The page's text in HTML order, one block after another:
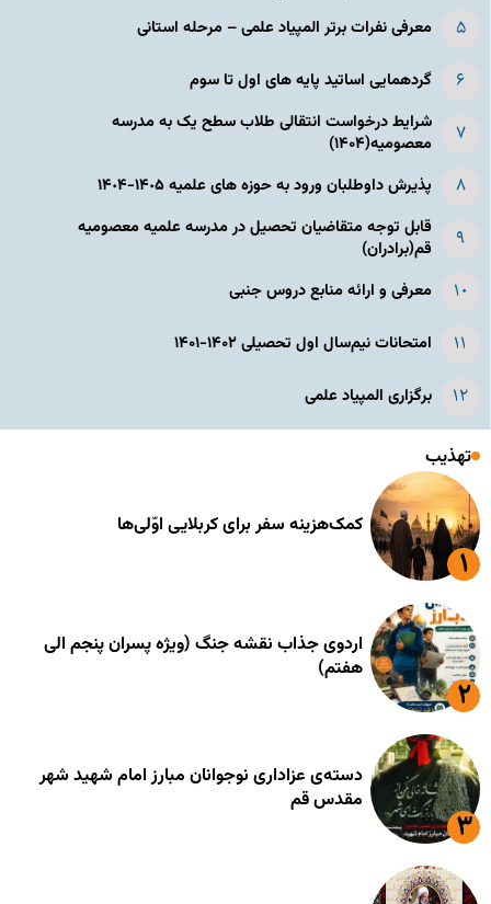
معرفی نفرات برتر المپیاد علمی – مرحله استانی
گردهمایی اساتید پایه های اول تا سوم
شرایط درخواست انتقالی طلاب سطح یک به مدرسه
معصومیه(۱۴۰۴)
پذیرش داوطلبان ورود به حوزه های علمیه ١۴٠۵-١۴٠۴
قابل توجه متقاضیان تحصیل در مدرسه علمیه معصومیه
قم(برادران)
معرفی و ارائه منابع دروس جنبی
امتحانات نیم‌سال اول تحصیلی ۱۴۰۲-۱۴۰۱
برگزاری المپیاد علمی
تهذیب
کمک‌هزینه سفر برای کربلایی اوّلی‌ها
اردوی جذاب نقشه جنگ (ویژه پسران پنجم الی
هفتم)
دسته‌ی عزاداری نوجوانان مبارز امام شهید شهر
مقدس قم